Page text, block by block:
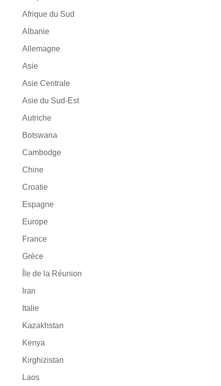
Afrique du Sud
Albanie
Allemagne
Asie
Asie Centrale
Asie du Sud-Est
Autriche
Botswana
Cambodge
Chine
Croatie
Espagne
Europe
France
Grèce
Île de la Réunion
Iran
Italie
Kazakhstan
Kenya
Kirghizistan
Laos